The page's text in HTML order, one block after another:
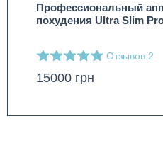
Профессиональный
похудения Ultra Slim
Отзывов 2
15000 грн